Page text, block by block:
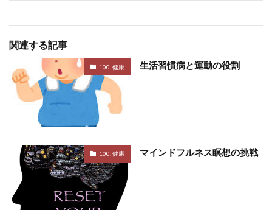
関連する記事
100. 健康 生活習慣病と運動の役割
100. 健康 マインドフルネス瞑想の挑戦